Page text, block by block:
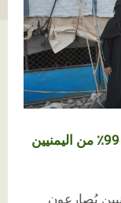
موجة ثالثة لكوفيد19 تجتاح اليمن، بينما 99٪ من اليمنيين
يُصارعون